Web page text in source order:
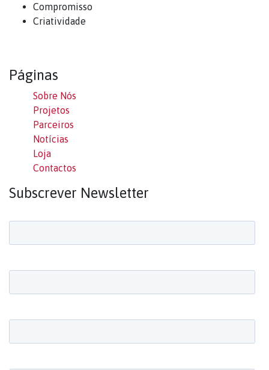
Compromisso
Criatividade
Páginas
Sobre Nós
Projetos
Parceiros
Notícias
Loja
Contactos
Subscrever Newsletter